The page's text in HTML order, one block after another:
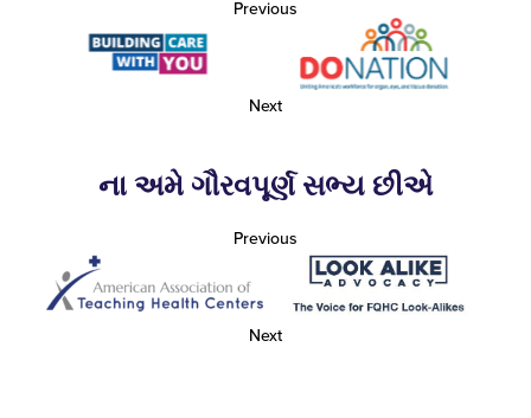
Previous
Next
ના અમે ગૌરવપૂર્ણ સભ્ય છીએ
Previous
Next